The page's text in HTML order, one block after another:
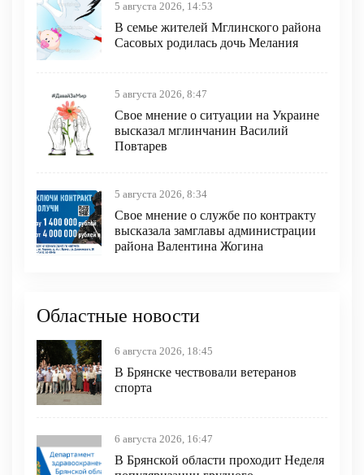
5 августа 2026, 14:53
В семье жителей Мглинского района
Сасовых родилась дочь Мелания
5 августа 2026, 8:47
Свое мнение о ситуации на Украине
высказал мглинчанин Василий
Повтарев
5 августа 2026, 8:34
Свое мнение о службе по контракту
высказала замглавы администрации
района Валентина Жогина
Областные новости
6 августа 2026, 18:45
В Брянске чествовали ветеранов
спорта
6 августа 2026, 16:47
В Брянской области проходит Неделя